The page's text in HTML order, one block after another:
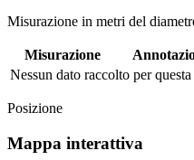
Misurazione in metri del
Misurazione
Nessun dato raccolto per
Posizione
Mappa interattiva